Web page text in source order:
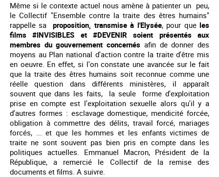
Même si le contexte actuel nous amène à patienter un peu,
le Collectif "Ensemble contre la traite des êtres humains"
rappelle saproposition, transmise à l'Elysée, pour que les
films #INVISIBLES et #DEVENIR soient présentés aux
membres du gouvernement concernés afin de donner des
moyens au Plan national d'action contre la traite d'être mis
en oeuvre. En effet, si l'on constate une avancée sur le fait
que la traite des êtres humains soit reconnue comme une
réelle question dans différents ministères, il apparaît
souvent que dans les faits, la seule forme d'exploitation
prise en compte est l'exploitation sexuelle alors qu'il y a
d'autres formes : esclavage domestique, mendicité forcée,
obligation à commettre des délits, travail forcé, mariages
forcés, ... et que les hommes et les enfants victimes de
traite ne sont souvent pas bien pris en compte dans les
politiques actuelles. Emmanuel Macron, Président de la
République, a remercié le Collectif de la remise des
documents et films. A suivre.